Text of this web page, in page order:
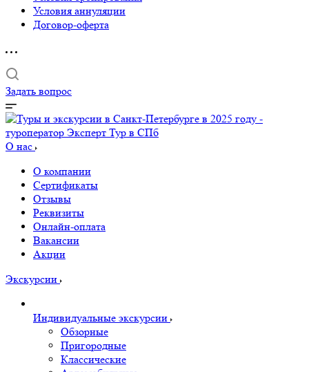
Условия аннуляции
Договор-оферта
Задать вопрос
О нас
О компании
Сертификаты
Отзывы
Реквизиты
Онлайн-оплата
Вакансии
Акции
Экскурсии
Индивидуальные экскурсии
Обзорные
Пригородные
Классические